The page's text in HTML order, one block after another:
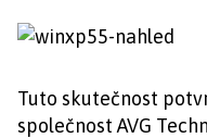
Tuto skutečnost
společnost AVG